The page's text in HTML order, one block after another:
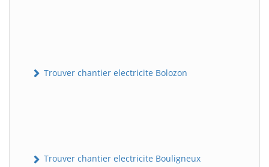
Trouver chantier electricite Bolozon
Trouver chantier electricite Bouligneux